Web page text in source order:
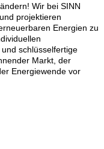
Wir bei SINN
projektieren
Energien zu
schlüsselfertige
Markt, der
Energiewende vor